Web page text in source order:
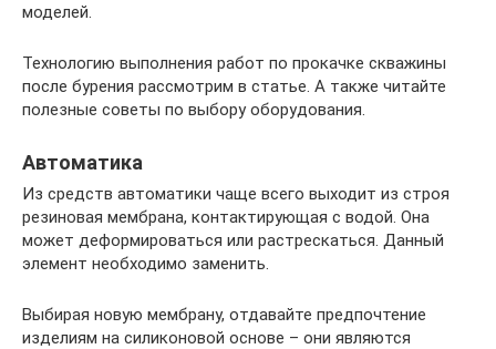
моделей.
Технологию выполнения работ по прокачке скважины
после бурения рассмотрим в статье. А также читайте
полезные советы по выбору оборудования.
Автоматика
Из средств автоматики чаще всего выходит из строя
резиновая мембрана, контактирующая с водой. Она
может деформироваться или растрескаться. Данный
элемент необходимо заменить.
Выбирая новую мембрану, отдавайте предпочтение
изделиям на силиконовой основе – они являются